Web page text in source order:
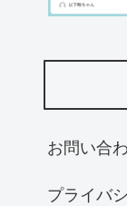
お問い合
プライバ